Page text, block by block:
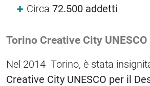
Circa 72.500 addetti
Torino Creative City UNESCO
Nel 2014 Torino, è stata
Creative City UNESCO per il